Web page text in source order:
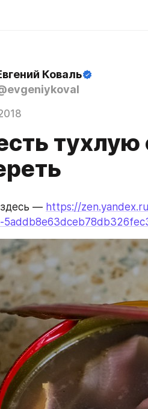
Коваль
тухлую
— https://